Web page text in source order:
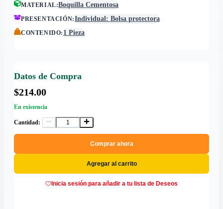
MATERIAL:Boquilla Cementosa
PRESENTACIÓN:Individual: Bolsa protectora
CONTENIDO: 1 Pieza
Datos de Compra
$214.00
En existencia
Cantidad:
Comprar ahora
Agregar al carrito
Inicia sesión para añadir a tu lista de Deseos